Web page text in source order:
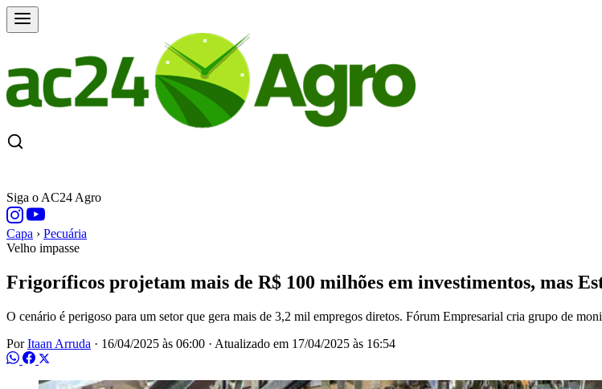
Siga o AC24 Agro
Capa › Pecuária
Velho impasse
Frigoríficos projetam mais de R$ 100 milhões em investimentos, mas
O cenário é perigoso para um setor que gera mais de 3,2 mil empregos diretos. Fórum Empresarial cria grupo de
PorItaan Arruda · 16/04/2025 às 06:00 · Atualizado em 17/04/2025 às 16:54